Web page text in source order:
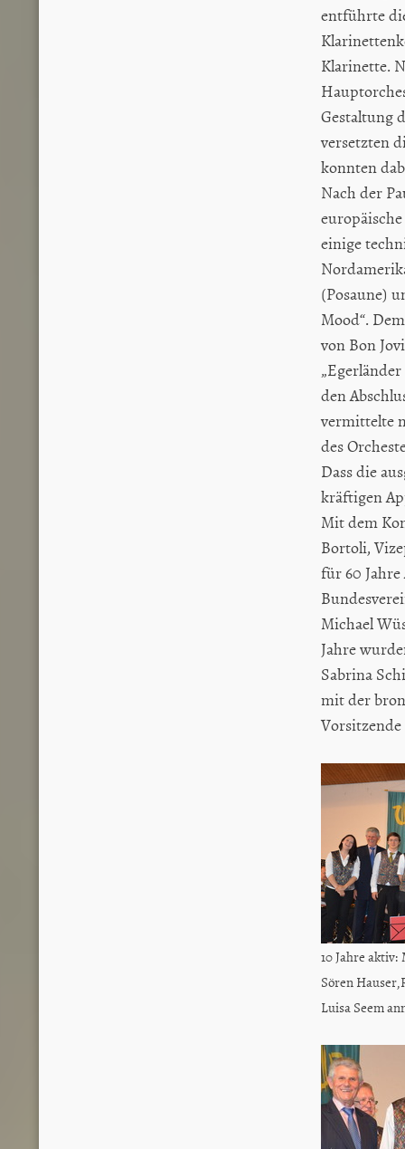
entführte
Klarinette.
Gestaltung
versetzten
konnten
Nach der
einige
(Posaune)
Mood“.
von Bon
den
vermittelte
des
Dass die
kräftigen
Mit dem
Bortoli,
für 60
Michael
Jahre
Sabrina
mit der
10 Jahre
Sören
Luisa Seem